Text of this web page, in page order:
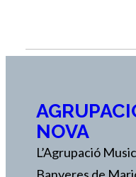
NOVA
L’Agrupació